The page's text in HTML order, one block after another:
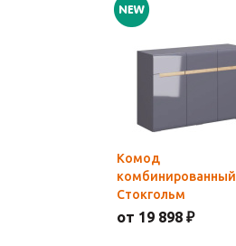
Комод
комбинированный
Стокгольм
от 19 898 ₽